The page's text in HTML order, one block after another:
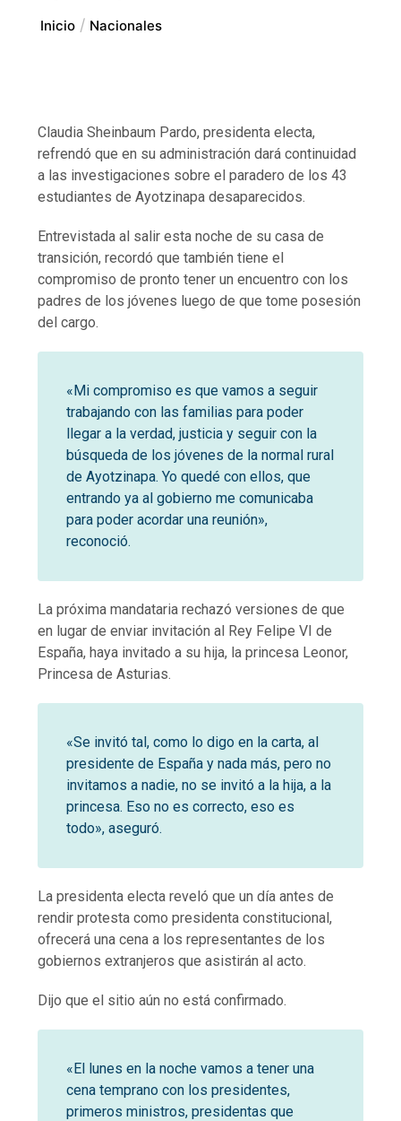
Inicio Nacionales
Claudia Sheinbaum Pardo, presidenta electa,
refrendó que en su administración dará continuidad
a las investigaciones sobre el paradero de los 43
estudiantes de Ayotzinapa desaparecidos.
Entrevistada al salir esta noche de su casa de
transición, recordó que también tiene el
compromiso de pronto tener un encuentro con los
padres de los jóvenes luego de que tome posesión
del cargo.
«Mi compromiso es que vamos a seguir
trabajando con las familias para poder
llegar a la verdad, justicia y seguir con la
búsqueda de los jóvenes de la normal rural
de Ayotzinapa. Yo quedé con ellos, que
entrando ya al gobierno me comunicaba
para poder acordar una reunión»,
reconoció.
La próxima mandataria rechazó versiones de que
en lugar de enviar invitación al Rey Felipe VI de
España, haya invitado a su hija, la princesa Leonor,
Princesa de Asturias.
«Se invitó tal, como lo digo en la carta, al
presidente de España y nada más, pero no
invitamos a nadie, no se invitó a la hija, a la
princesa. Eso no es correcto, eso es
todo», aseguró.
La presidenta electa reveló que un día antes de
rendir protesta como presidenta constitucional,
ofrecerá una cena a los representantes de los
gobiernos extranjeros que asistirán al acto.
Dijo que el sitio aún no está confirmado.
«El lunes en la noche vamos a tener una
cena temprano con los presidentes,
primeros ministros, presidentas que